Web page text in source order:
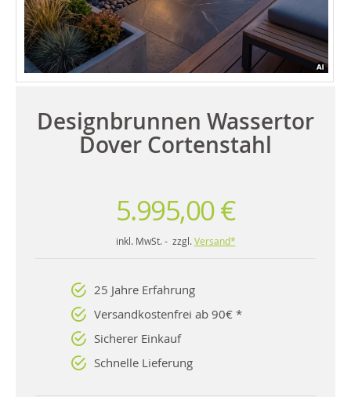
Designbrunnen Wassertor
Dover Cortenstahl
5.995,00 €
inkl. MwSt. - zzgl. Versand*
25 Jahre Erfahrung
Versandkostenfrei ab 90€ *
Sicherer Einkauf
Schnelle Lieferung